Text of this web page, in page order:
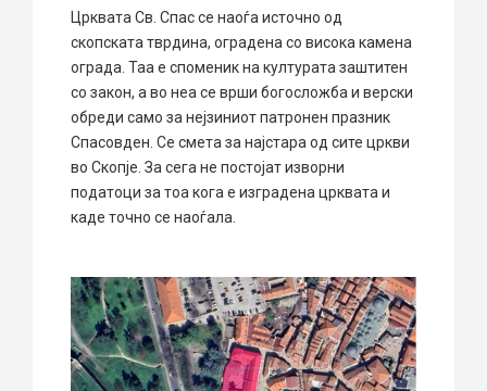
Црквата Св. Спас се наоѓа источно од
скопската тврдина, оградена со висока камена
ограда. Таа е споменик на културата заштитен
со закон, а во неа се врши богосложба и верски
обреди само за нејзиниот патронен празник
Спасовден. Се смета за најстара од сите цркви
во Скопје. За сега не постојат изворни
податоци за тоа кога е изградена црквата и
каде точно се наоѓала.